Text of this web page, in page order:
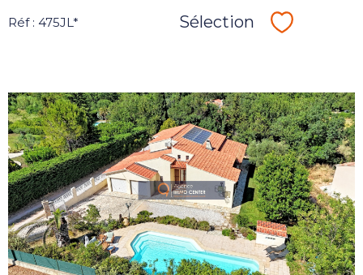
Réf : 475JL* Sélection
voir le
bien